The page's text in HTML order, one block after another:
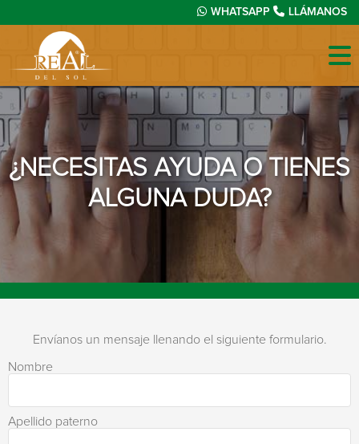
WHATSAPP LLÁMANOS
¿NECESITAS AYUDA O TIENES
ALGUNA DUDA?
Envíanos un mensaje llenando el siguiente formulario.
Nombre
Apellido paterno